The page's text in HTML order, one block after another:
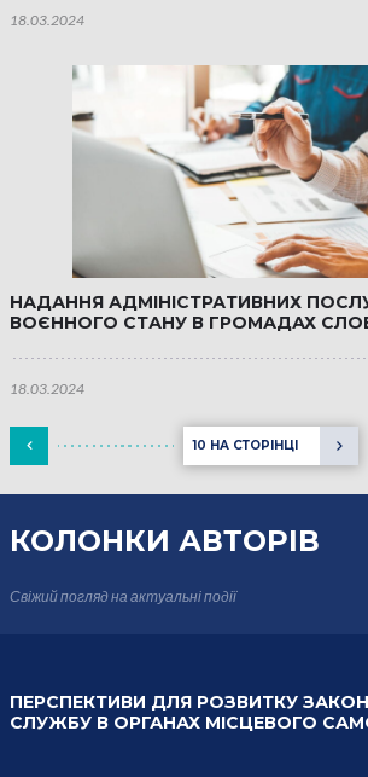
18.03.2024
НАДАННЯ АДМІНІСТРАТИВНИХ
ВОЄННОГО СТАНУ В ГРОМАДАХ
18.03.2024
10 НА СТОРІНЦІ
КОЛОНКИ АВТОРІВ
Свіжий погляд на актуальні події
ПЕРСПЕКТИВИ ДЛЯ РОЗВИТКУ
СЛУЖБУ В ОРГАНАХ МІСЦЕВОГО